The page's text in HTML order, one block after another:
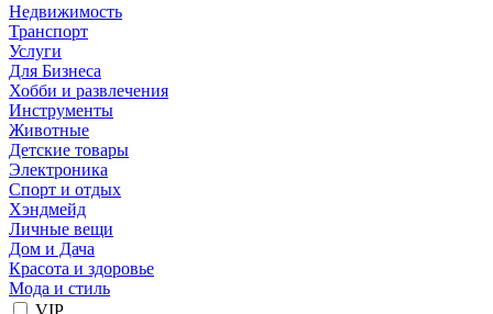
Недвижимость
Транспорт
Услуги
Для Бизнеса
Хобби и развлечения
Инструменты
Животные
Детские товары
Электроника
Спорт и отдых
Хэндмейд
Личные вещи
Дом и Дача
Красота и здоровье
Мода и стиль
VIP